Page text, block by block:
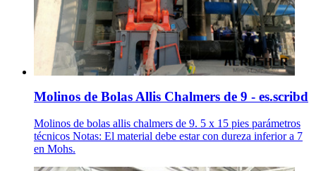
Molinos de Bolas Allis Chalmers de 9 - es.scribd
Molinos de bolas allis chalmers de 9. 5 x 15 pies parámetros
técnicos Notas: El material debe estar con dureza inferior a 7
en Mohs.